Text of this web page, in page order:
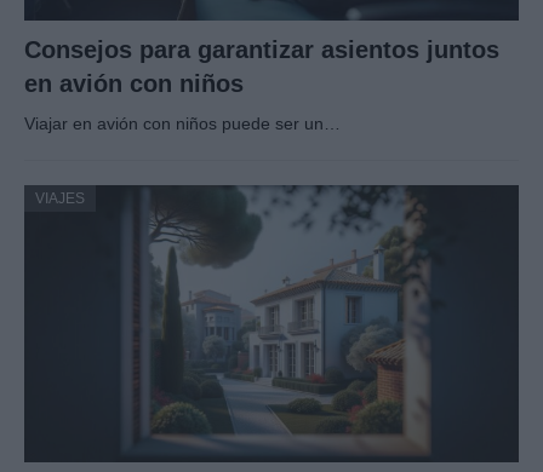
Consejos para garantizar asientos juntos
en avión con niños
Viajar en avión con niños puede ser un…
VIAJES